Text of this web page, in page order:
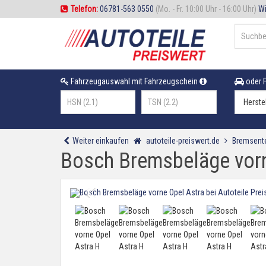
Telefon:06781-563 0550 (Mo. - Fr. 10:00 Uhr - 16:00 Uhr)
Fahrzeugauswahl mit Fahrzeugschein oder
Weiter einkaufen autoteile-preiswert.de
Bosch Bremsbeläge